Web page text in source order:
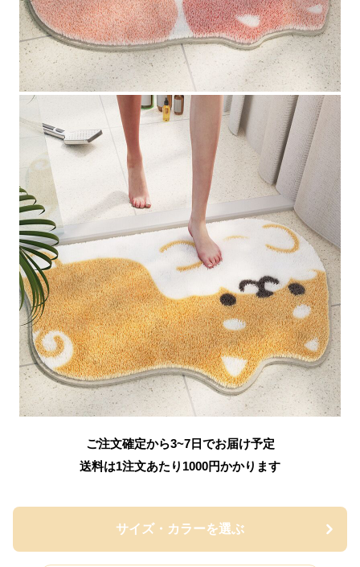
ご注文確定から3~7日でお届け予定
送料は1注文あたり 1000円かかります
サイズ・カラーを選ぶ